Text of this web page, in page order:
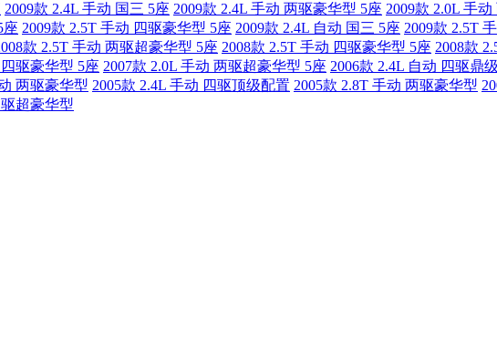
2009款 2.4L 手动 国三 5座 2009款 2.4L 手动 两驱豪华型 5座 2009款 2.0L 手
座 2009款 2.5T 手动 四驱豪华型 5座 2009款 2.4L 自动 国三 5座 2009款 2.5T
款 2.5T 手动 两驱超豪华型 5座 2008款 2.5T 手动 四驱豪华型 5座 2008款
驱豪华型 5座 2007款 2.0L 手动 两驱超豪华型 5座 2006款 2.4L 自动 四驱鼎
两驱豪华型 2005款 2.4L 手动 四驱顶级配置 2005款 2.8T 手动 两驱豪华型
超豪华型